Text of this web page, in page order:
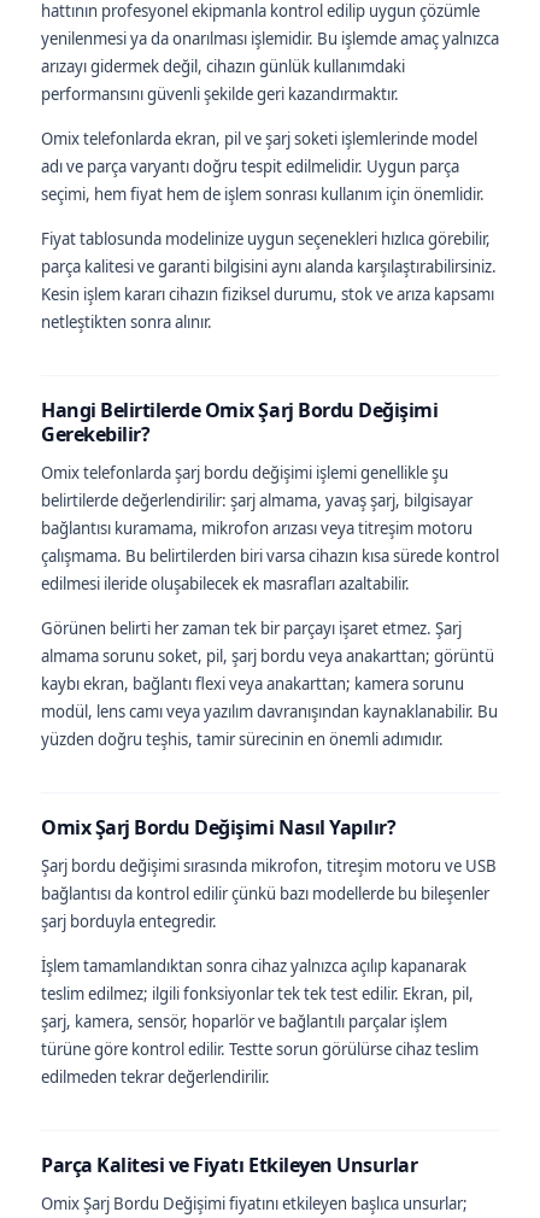
hattının profesyonel ekipmanla kontrol edilip uygun çözümle
yenilenmesi ya da onarılması işlemidir. Bu işlemde amaç yalnızca
arızayı gidermek değil, cihazın günlük kullanımdaki
performansını güvenli şekilde geri kazandırmaktır.
Omix telefonlarda ekran, pil ve şarj soketi işlemlerinde model
adı ve parça varyantı doğru tespit edilmelidir. Uygun parça
seçimi, hem fiyat hem de işlem sonrası kullanım için önemlidir.
Fiyat tablosunda modelinize uygun seçenekleri hızlıca görebilir,
parça kalitesi ve garanti bilgisini aynı alanda karşılaştırabilirsiniz.
Kesin işlem kararı cihazın fiziksel durumu, stok ve arıza kapsamı
netleştikten sonra alınır.
Hangi Belirtilerde Omix Şarj Bordu Değişimi
Gerekebilir?
Omix telefonlarda şarj bordu değişimi işlemi genellikle şu
belirtilerde değerlendirilir: şarj almama, yavaş şarj, bilgisayar
bağlantısı kuramama, mikrofon arızası veya titreşim motoru
çalışmama. Bu belirtilerden biri varsa cihazın kısa sürede kontrol
edilmesi ileride oluşabilecek ek masrafları azaltabilir.
Görünen belirti her zaman tek bir parçayı işaret etmez. Şarj
almama sorunu soket, pil, şarj bordu veya anakarttan; görüntü
kaybı ekran, bağlantı flexi veya anakarttan; kamera sorunu
modül, lens camı veya yazılım davranışından kaynaklanabilir. Bu
yüzden doğru teşhis, tamir sürecinin en önemli adımıdır.
Omix Şarj Bordu Değişimi Nasıl Yapılır?
Şarj bordu değişimi sırasında mikrofon, titreşim motoru ve USB
bağlantısı da kontrol edilir çünkü bazı modellerde bu bileşenler
şarj borduyla entegredir.
İşlem tamamlandıktan sonra cihaz yalnızca açılıp kapanarak
teslim edilmez; ilgili fonksiyonlar tek tek test edilir. Ekran, pil,
şarj, kamera, sensör, hoparlör ve bağlantılı parçalar işlem
türüne göre kontrol edilir. Testte sorun görülürse cihaz teslim
edilmeden tekrar değerlendirilir.
Parça Kalitesi ve Fiyatı Etkileyen Unsurlar
Omix Şarj Bordu Değişimi fiyatını etkileyen başlıca unsurlar;